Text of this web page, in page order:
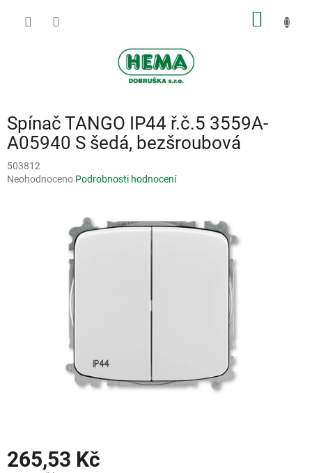
Spínač TANGO IP44 ř.č.5 3559A-
A05940 S šedá, bezšroubová
503812
Průměrné
Neohodnoceno Podrobnosti hodnocení
265,53 Kč